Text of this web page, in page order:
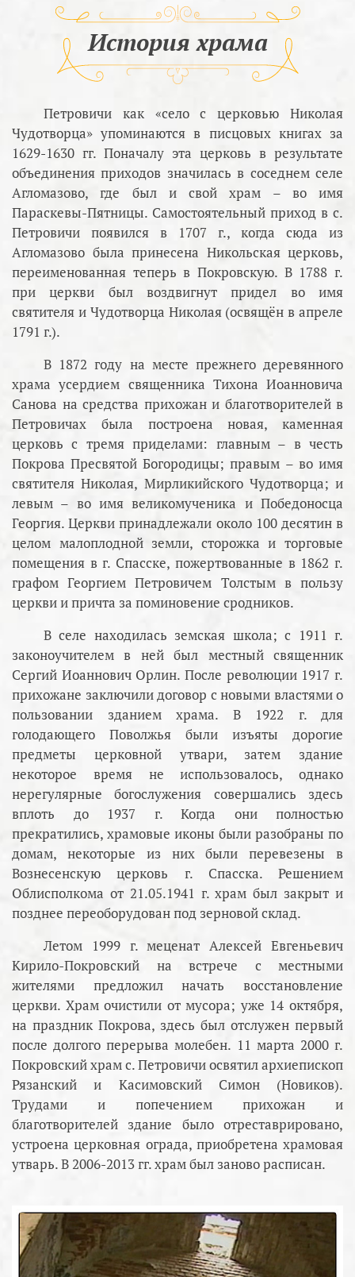
История храма
Петровичи как «село с церковью Николая
Чудотворца» упоминаются в писцовых книгах за
1629-1630 гг. Поначалу эта церковь в результате
объединения приходов значилась в соседнем селе
Агломазово, где был и свой храм – во имя
Параскевы-Пятницы. Самостоятельный приход в с.
Петровичи появился в 1707 г., когда сюда из
Агломазово была принесена Никольская церковь,
переименованная теперь в Покровскую. В 1788 г.
при церкви был воздвигнут придел во имя
святителя и Чудотворца Николая (освящён в апреле
1791 г.).
В 1872 году на месте прежнего деревянного
храма усердием священника Тихона Иоанновича
Санова на средства прихожан и благотворителей в
Петровичах была построена новая, каменная
церковь с тремя приделами: главным – в честь
Покрова Пресвятой Богородицы; правым – во имя
святителя Николая, Мирликийского Чудотворца; и
левым – во имя великомученика и Победоносца
Георгия. Церкви принадлежали около 100 десятин в
целом малоплодной земли, сторожка и торговые
помещения в г. Спасске, пожертвованные в 1862 г.
графом Георгием Петровичем Толстым в пользу
церкви и причта за поминовение сродников.
В селе находилась земская школа; с 1911 г.
законоучителем в ней был местный священник
Сергий Иоаннович Орлин. После революции 1917 г.
прихожане заключили договор с новыми властями о
пользовании зданием храма. В 1922 г. для
голодающего Поволжья были изъяты дорогие
предметы церковной утвари, затем здание
некоторое время не использовалось, однако
нерегулярные богослужения совершались здесь
вплоть до 1937 г. Когда они полностью
прекратились, храмовые иконы были разобраны по
домам, некоторые из них были перевезены в
Вознесенскую церковь г. Спасска. Решением
Облисполкома от 21.05.1941 г. храм был закрыт и
позднее переоборудован под зерновой склад.
Летом 1999 г. меценат Алексей Евгеньевич
Кирило-Покровский на встрече с местными
жителями предложил начать восстановление
церкви. Храм очистили от мусора; уже 14 октября,
на праздник Покрова, здесь был отслужен первый
после долгого перерыва молебен. 11 марта 2000 г.
Покровский храм с. Петровичи освятил архиепископ
Рязанский и Касимовский Симон (Новиков).
Трудами и попечением прихожан и
благотворителей здание было отреставрировано,
устроена церковная ограда, приобретена храмовая
утварь. В 2006-2013 гг. храм был заново расписан.